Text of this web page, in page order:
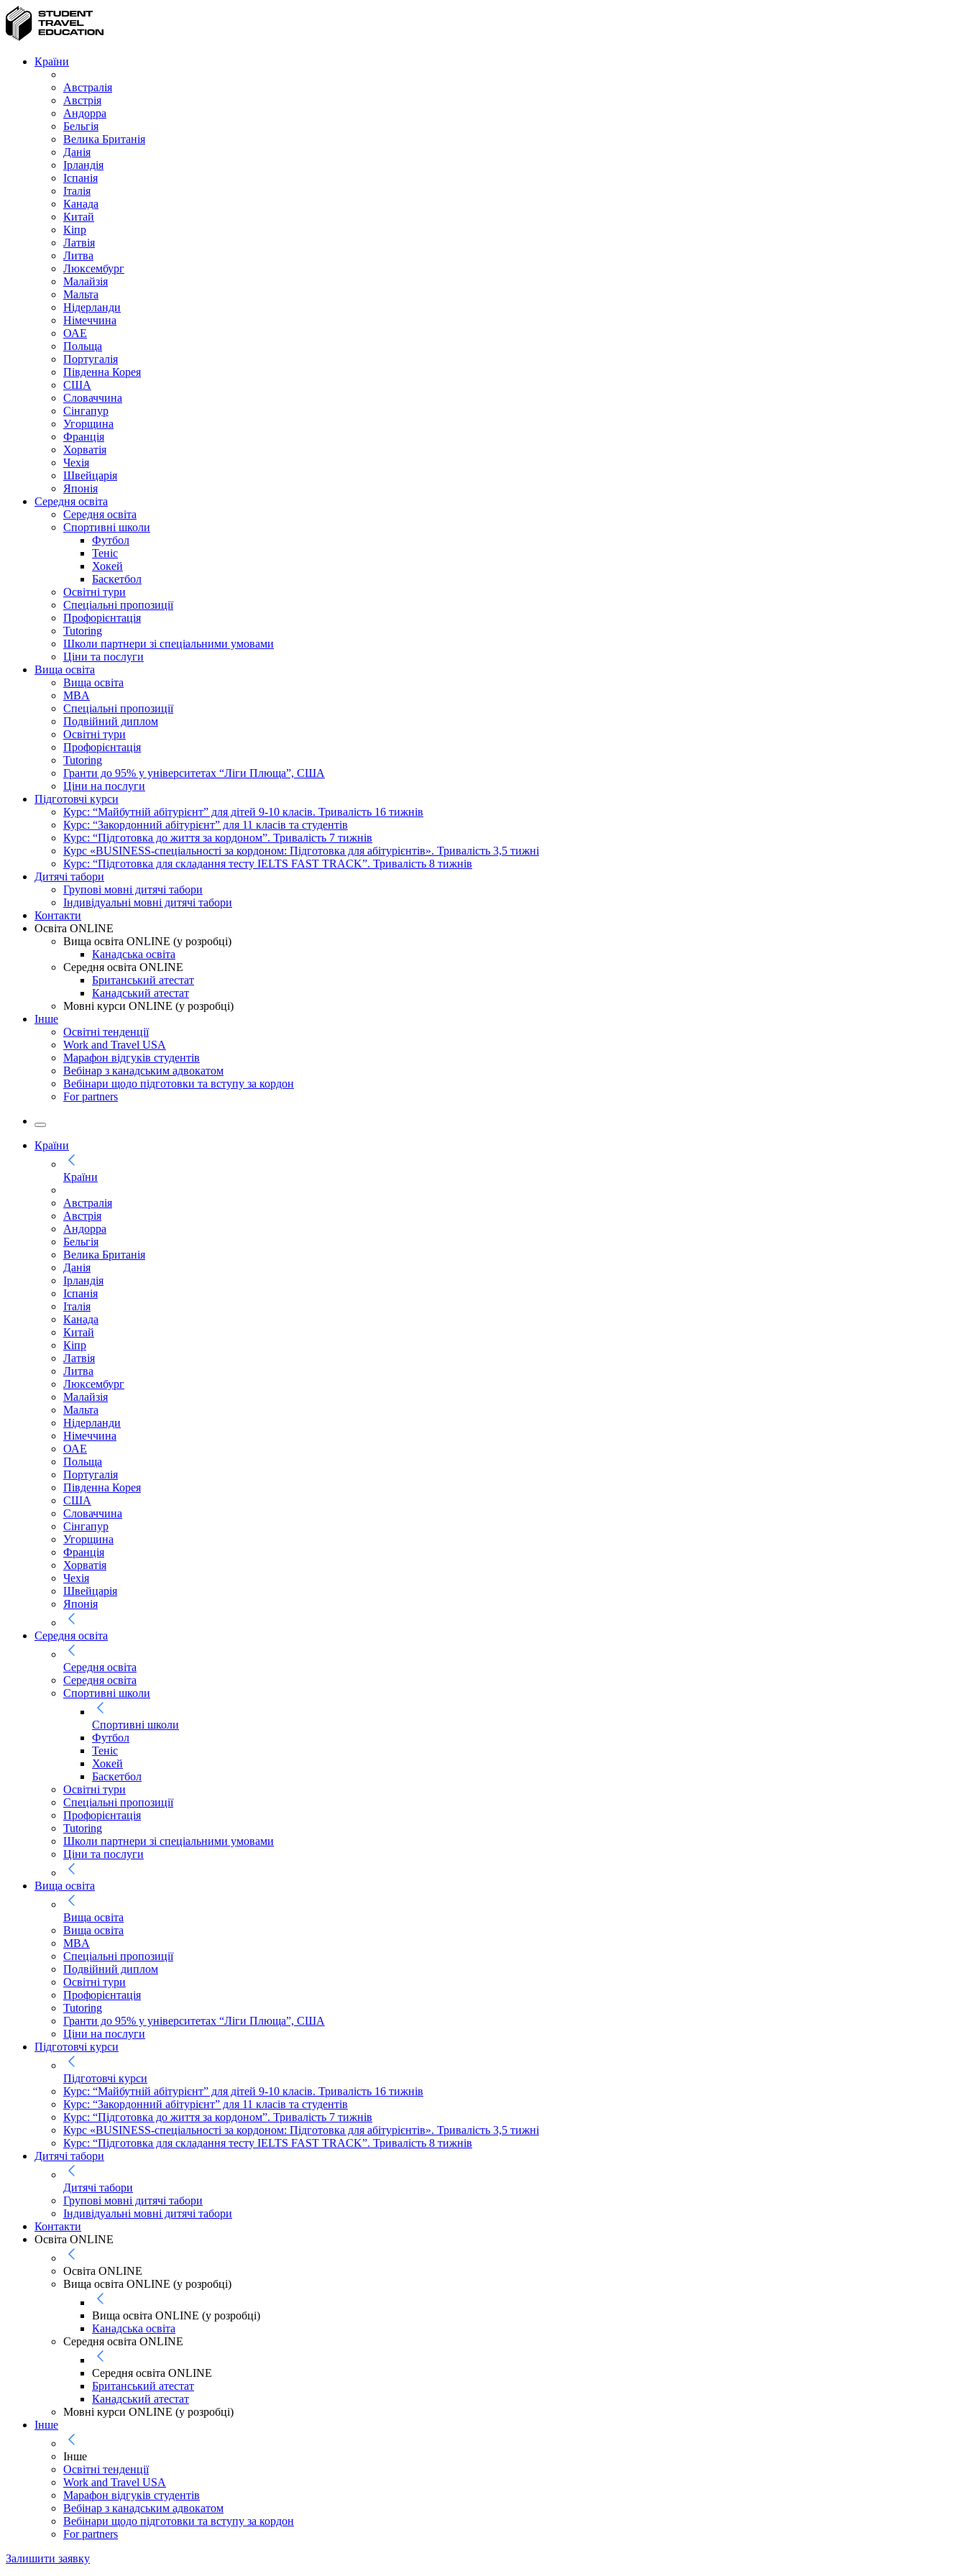
Країни
Австралія
Австрія
Андорра
Бельгія
Велика Британія
Данія
Ірландія
Іспанія
Італія
Канада
Китай
Кіпр
Латвія
Литва
Люксембург
Малайзія
Мальта
Нідерланди
Німеччина
ОАЕ
Польща
Португалія
Південна Корея
США
Словаччина
Сінгапур
Угорщина
Франція
Хорватія
Чехія
Швейцарія
Японія
Середня освіта
Середня освіта
Спортивні школи
Футбол
Теніс
Хокей
Баскетбол
Освітні тури
Спеціальні пропозиції
Профорієнтація
Tutoring
Школи партнери зі спеціальними умовами
Ціни та послуги
Вища освіта
Вища освіта
MBA
Спеціальні пропозиції
Подвійний диплом
Освітні тури
Профорієнтація
Tutoring
Гранти до 95% у університетах “Ліги Плюща”, США
Ціни на послуги
Підготовчі курси
Курс: “Майбутній абітурієнт” для дітей 9-10 класів. Тривалість 16 тижнів
Курс: “Закордонний абітурієнт” для 11 класів та студентів
Курс: “Підготовка до життя за кордоном”. Тривалість 7 тижнів
Курс «BUSINESS-спеціальності за кордоном: Підготовка для абітурієнтів». Тривалість 3,5 тижні
Курс: “Підготовка для складання тесту IELTS FAST TRACK”. Тривалість 8 тижнів
Дитячі табори
Групові мовні дитячі табори
Індивідуальні мовні дитячі табори
Контакти
Освіта ONLINE
Вища освіта ONLINE (у розробці)
Канадська освіта
Середня освіта ONLINE
Британський атестат
Канадський атестат
Мовні курси ONLINE (у розробці)
Інше
Освітні тенденції
Work and Travel USA
Марафон відгуків студентів
Вебінар з канадським адвокатом
Вебінари щодо підготовки та вступу за кордон
For partners
Країни
Країни
Австралія
Австрія
Андорра
Бельгія
Велика Британія
Данія
Ірландія
Іспанія
Італія
Канада
Китай
Кіпр
Латвія
Литва
Люксембург
Малайзія
Мальта
Нідерланди
Німеччина
ОАЕ
Польща
Португалія
Південна Корея
США
Словаччина
Сінгапур
Угорщина
Франція
Хорватія
Чехія
Швейцарія
Японія
Середня освіта
Середня освіта
Середня освіта
Спортивні школи
Спортивні школи
Футбол
Теніс
Хокей
Баскетбол
Освітні тури
Спеціальні пропозиції
Профорієнтація
Tutoring
Школи партнери зі спеціальними умовами
Ціни та послуги
Вища освіта
Вища освіта
Вища освіта
MBA
Спеціальні пропозиції
Подвійний диплом
Освітні тури
Профорієнтація
Tutoring
Гранти до 95% у університетах “Ліги Плюща”, США
Ціни на послуги
Підготовчі курси
Підготовчі курси
Курс: “Майбутній абітурієнт” для дітей 9-10 класів. Тривалість 16 тижнів
Курс: “Закордонний абітурієнт” для 11 класів та студентів
Курс: “Підготовка до життя за кордоном”. Тривалість 7 тижнів
Курс «BUSINESS-спеціальності за кордоном: Підготовка для абітурієнтів». Тривалість 3,5 тижні
Курс: “Підготовка для складання тесту IELTS FAST TRACK”. Тривалість 8 тижнів
Дитячі табори
Дитячі табори
Групові мовні дитячі табори
Індивідуальні мовні дитячі табори
Контакти
Освіта ONLINE
Освіта ONLINE
Вища освіта ONLINE (у розробці)
Вища освіта ONLINE (у розробці)
Канадська освіта
Середня освіта ONLINE
Середня освіта ONLINE
Британський атестат
Канадський атестат
Мовні курси ONLINE (у розробці)
Інше
Інше
Освітні тенденції
Work and Travel USA
Марафон відгуків студентів
Вебінар з канадським адвокатом
Вебінари щодо підготовки та вступу за кордон
For partners
Залишити заявку